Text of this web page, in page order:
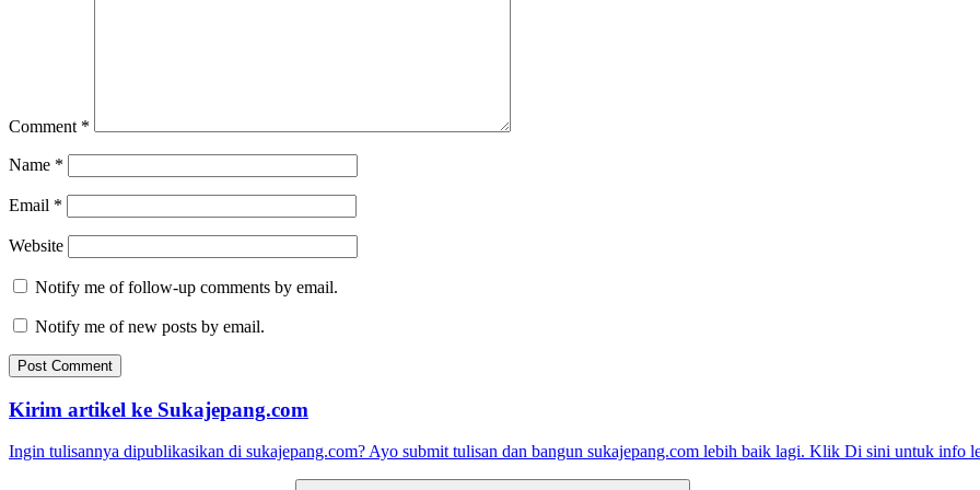
Comment *
Name *
Email *
Website
Notify me of follow-up comments by email.
Notify me of new posts by email.
Kirim artikel ke Sukajepang.com
Ingin tulisannya dipublikasikan di sukajepang.com? Ayo submit tulisan dan bangun sukajepang.com lebih baik lagi. Klik Di sini untuk info